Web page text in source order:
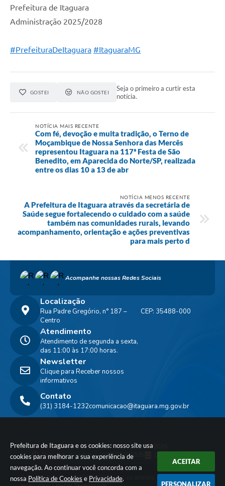
Prefeitura de Itaguara e os cookies: nosso site usa
cookies para melhorar a sua experiência de
navegação. Ao continuar você concorda com a
nossa Política de Cookies e Privacidade.
ACEITAR
PERSONALIZAR
Prefeitura de Itaguara
Administração 2025/2028
#PrefeituraDeItaguara #ItaguaraMG
GOSTEI NÃO GOSTEI
Seja o primeiro a curtir esta
notícia.
NOTÍCIA MAIS RECENTE
Com fé, devoção e muita tradição, o Terno de
Moçambique de Nossa Senhora das Mercês
representou Itaguara na 117ª Festa de São
Benedito, em Aparecida do Norte/SP, realizada
entre os dias 10 a 13 de abr
NOTÍCIA MENOS RECENTE
A Prefeitura de Itaguara através da secretária de
Saúde segue fortalecendo o cuidado com a saúde
também nas comunidades rurais, levando
acompanhamento, orientação e ações preventivas
para mais perto d
Acompanhe nossas Redes Sociais
Localização
Rua Padre Gregório, n° 187 –
Centro
CEP: 35488-000
Contato
(31) 3184-1232comunicacao@itaguara.mg.gov.br
Atendimento
Atendimento de segunda a sexta,
das 11:00 às 17:00 horas.
Newsletter
Clique para Receber nossos
informativos
Versão do Sistema:3.5.3 - 19/06/2026
Portal atualizado em:10/08/2026 10:25 Dados Abertos
© Copyright Instar - 2006-2026. Todos os direitos